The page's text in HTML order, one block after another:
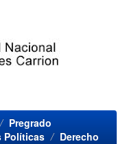
Pregrado
Políticas
Derecho